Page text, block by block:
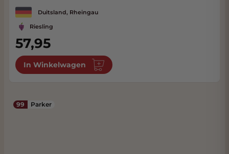
Duitsland, Rheingau
Riesling
57,95
In Winkelwagen
99 Parker